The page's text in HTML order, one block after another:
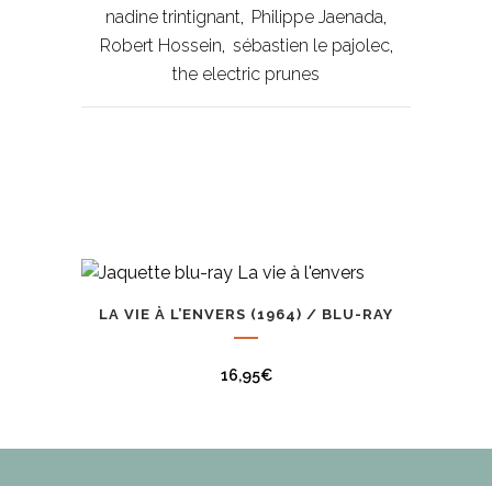
nadine trintignant, Philippe Jaenada,
Robert Hossein, sébastien le pajolec,
the electric prunes
LA VIE À L’ENVERS (1964) / BLU-RAY
16,95€